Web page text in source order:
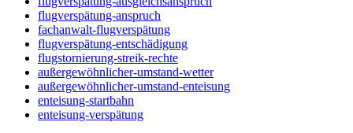
flugverspätung-anspruch
fachanwalt-flugverspätung
flugverspätung-entschädigung
flugstornierung-streik-rechte
außergewöhnlicher-umstand-wetter
außergewöhnlicher-umstand-enteisung
enteisung-startbahn
enteisung-verspätung